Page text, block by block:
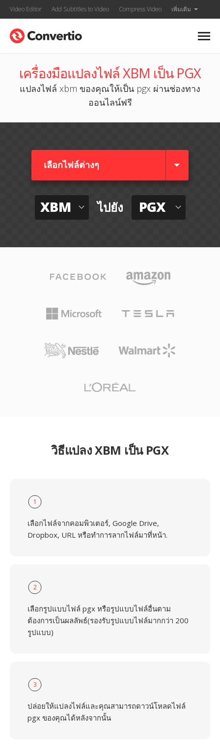
Video Editor Add Subtitles to Video Compress Video เพิ่มเติม
เครื่องมือแปลงไฟล์ XBM เป็น PGX
แปลงไฟล์ xbm ของคุณให้เป็น pgx ผ่านช่องทาง
ออนไลน์ฟรี
เลือกไฟล์ต่างๆ​
XBM ไปยัง PGX
วิธีแปลง XBM เป็น PGX
1
เลือกไฟล์จากคอมพิวเตอร์, Google Drive,
Dropbox, URL หรือทำการลากไฟล์มาที่หน้า.
2
เลือกรูปแบบไฟล์ pgx หรือรูปแบบไฟล์อื่นตาม
ต้องการเป็นผลลัพธ์(รองรับรูปแบบไฟล์มากกว่า 200
รูปแบบ)
3
ปล่อยให้แปลงไฟล์และคุณสามารถดาวน์โหลดไฟล์
pgx ของคุณได้หลังจากนั้น